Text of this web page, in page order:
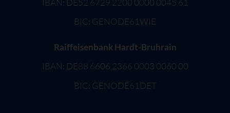
BIC: GENODE61WIE
Raiffeisenbank Hardt-Bruhrain
IBAN: DE88 6606 2366 0003 0060 00
BIC: GENODE61DET